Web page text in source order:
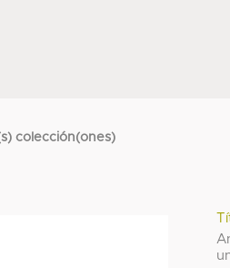
colección(ones)